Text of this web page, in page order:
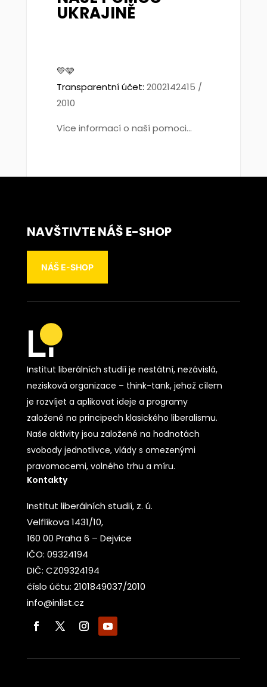
UKRAJINĚ
💛🩵
Transparentní účet: 2002142415 /
2010
Více informací o naší pomoci...
NAVŠTIVTE NÁŠ E-SHOP
NÁŠ E-SHOP
Institut liberálních studií je nestátní, nezávislá,
nezisková organizace – think-tank, jehož cílem
je rozvíjet a aplikovat ideje a programy
založené na principech klasického liberalismu.
Naše aktivity jsou založené na hodnotách
svobody jednotlivce, vlády s omezenými
pravomocemi, volného trhu a míru.
Kontakty
Institut liberálních studií, z. ú.
Velflíkova 1431/10,
160 00 Praha 6 – Dejvice
IČO: 09324194
DIČ: CZ09324194
číslo účtu: 2101849037/2010
info@inlist.cz